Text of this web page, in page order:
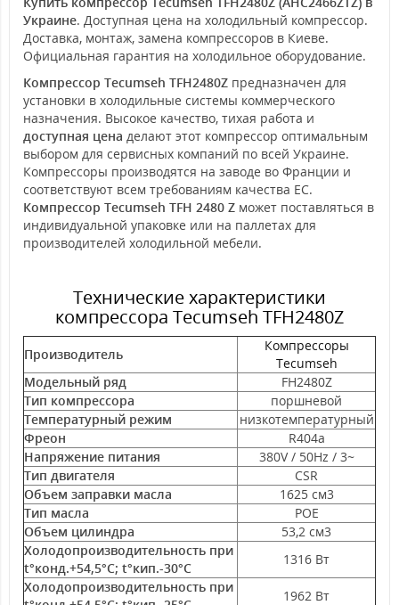
Украине. Доступная цена на холодильный компрессор.
Доставка, монтаж, замена компрессоров в Киеве.
Официальная гарантия на холодильное оборудование.
Компрессор Tecumseh TFH2480Z предназначен для
установки в холодильные системы коммерческого
назначения. Высокое качество, тихая работа и
доступная цена делают этот компрессор оптимальным
выбором для сервисных компаний по всей Украине.
Компрессоры производятся на заводе во Франции и
соответствуют всем требованиям качества ЕС.
Компрессор Tecumseh TFH 2480 Z может поставляться в
индивидуальной упаковке или на паллетах для
производителей холодильной мебели.
Технические характеристики
компрессора Tecumseh TFH2480Z
Производитель
Компрессоры
Tecumseh
Модельный ряд
FH2480Z
Тип компрессора
поршневой
Температурный режим
низкотемпературный
Фреон
R404a
Напряжение питания
380V / 50Hz / 3~
Тип двигателя
CSR
Объем заправки масла
1625 см3
Тип масла
POE
Объем цилиндра
53,2 см3
Холодопроизводительность при
t°конд.+54,5°С; t°кип.-30°С
1316 Вт
Холодопроизводительность при
1962 Вт